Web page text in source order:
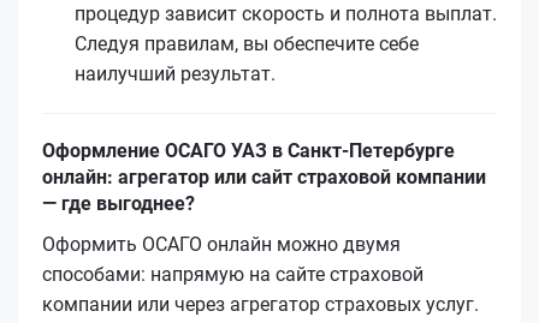
процедур зависит скорость и полнота выплат.
Следуя правилам, вы обеспечите себе
наилучший результат.
Оформление ОСАГО УАЗ в Санкт-Петербурге
онлайн: агрегатор или сайт страховой компании
— где выгоднее?
Оформить ОСАГО онлайн можно двумя
способами: напрямую на сайте страховой
компании или через агрегатор страховых услуг.